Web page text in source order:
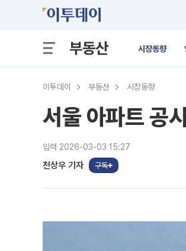
부동산 시장동향
이투데이 부동산 시장동향
서울 아파트 공
입력 2026-03-03 15:27
천상우 기자 구독